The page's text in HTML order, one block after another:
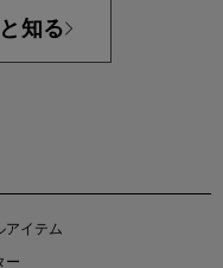
知る
アイテム
ー